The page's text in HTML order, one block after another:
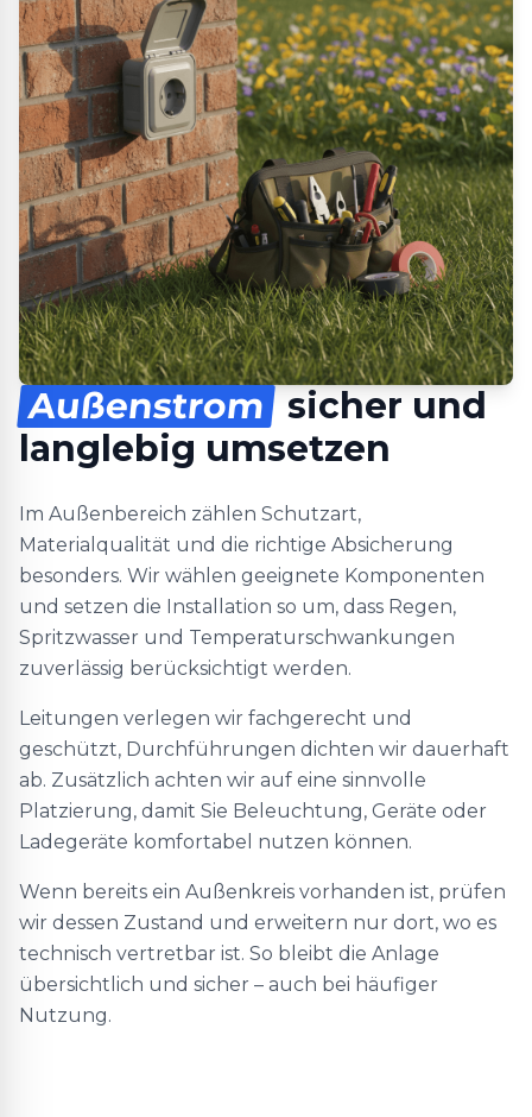
Außenstrom sicher und
langlebig umsetzen
Im Außenbereich zählen Schutzart,
Materialqualität und die richtige Absicherung
besonders. Wir wählen geeignete Komponenten
und setzen die Installation so um, dass Regen,
Spritzwasser und Temperaturschwankungen
zuverlässig berücksichtigt werden.
Leitungen verlegen wir fachgerecht und
geschützt, Durchführungen dichten wir dauerhaft
ab. Zusätzlich achten wir auf eine sinnvolle
Platzierung, damit Sie Beleuchtung, Geräte oder
Ladegeräte komfortabel nutzen können.
Wenn bereits ein Außenkreis vorhanden ist, prüfen
wir dessen Zustand und erweitern nur dort, wo es
technisch vertretbar ist. So bleibt die Anlage
übersichtlich und sicher – auch bei häufiger
Nutzung.